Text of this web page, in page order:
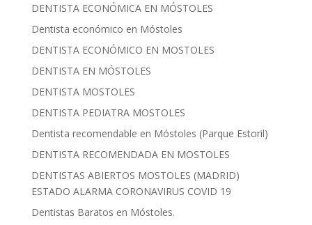
DENTISTA ECONÓMICA EN MÓSTOLES
Dentista económico en Móstoles
DENTISTA ECONÓMICO EN MOSTOLES
DENTISTA EN MÓSTOLES
DENTISTA MOSTOLES
DENTISTA PEDIATRA MOSTOLES
Dentista recomendable en Móstoles (Parque Estoril)
DENTISTA RECOMENDADA EN MOSTOLES
DENTISTAS ABIERTOS MOSTOLES (MADRID)
ESTADO ALARMA CORONAVIRUS COVID 19
Dentistas Baratos en Móstoles.